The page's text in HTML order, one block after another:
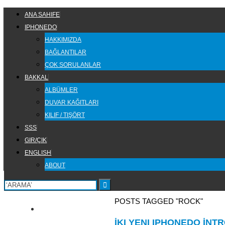
Skip
SKIP
CONTENT
ANA SAHIFE
IPHONEDO
HAKKIMIZDA
BAĞLANTILAR
ÇOK SORULANLAR
BAKKAL
ALBÜMLER
DUVAR KAĞITLARI
KILIF / TIŞÖRT
SSS
GIR/ÇIK
ENGLISH
ABOUT
HOME
POSTS TAGGED "ROCK"
İKI YENI IPHONEDO